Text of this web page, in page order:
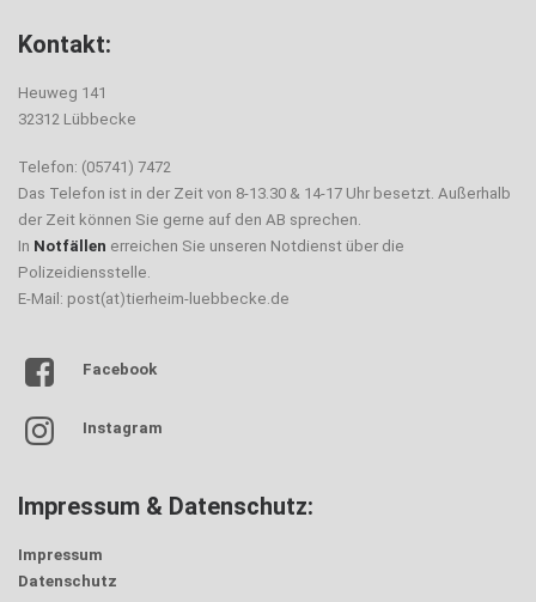
Kontakt:
Heuweg 141
32312 Lübbecke
Telefon: (05741) 7472
Das Telefon ist in der Zeit von 8-13.30 & 14-17 Uhr besetzt. Außerhalb
der Zeit können Sie gerne auf den AB sprechen.
In Notfällen erreichen Sie unseren Notdienst über die
Polizeidiensstelle.
E-Mail: post(at)tierheim-luebbecke.de
Facebook
Instagram
Impressum & Datenschutz:
Impressum
Datenschutz